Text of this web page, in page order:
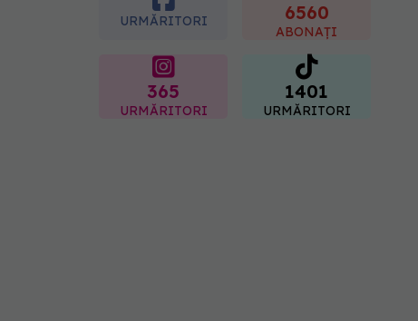
08.08.2026, 13:00
URMĂRITORI 6560
ABONAȚI
365
URMĂRITORI
1401
URMĂRITORI